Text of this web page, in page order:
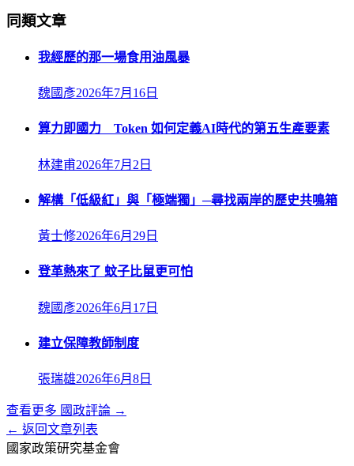
同類文章
我經歷的那一場食用油風暴
魏國彥2026年7月16日
算力即國力 Token 如何定義AI時代的第五生產要素
林建甫2026年7月2日
解構「低級紅」與「極端獨」─尋找兩岸的歷史共鳴箱
黃士修2026年6月29日
登革熱來了 蚊子比鼠更可怕
魏國彥2026年6月17日
建立保障教師制度
張瑞雄2026年6月8日
查看更多 國政評論 →
← 返回文章列表
國家政策研究基金會